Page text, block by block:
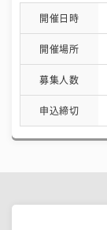
開催日時
開催場所
募集人数
申込締切